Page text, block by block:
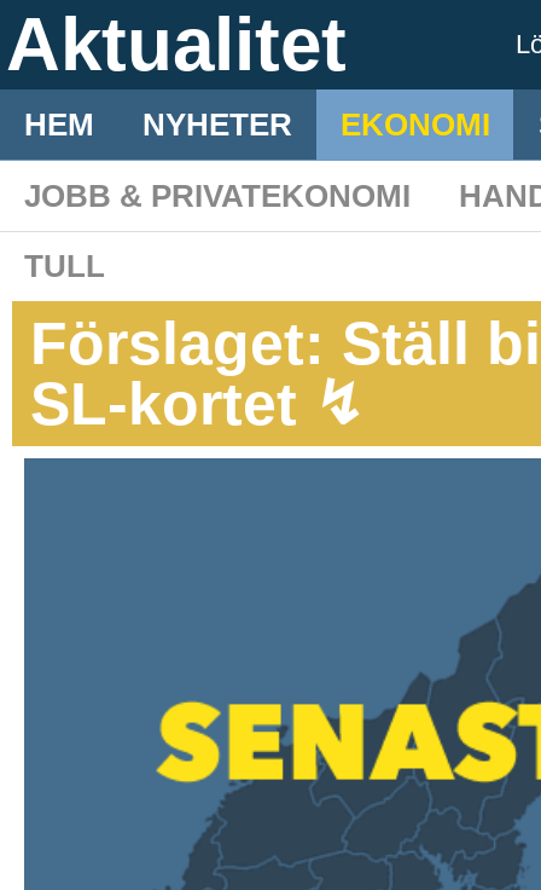
Aktualitet
HEM NYHETER EKONOMI
JOBB & PRIVATEKONOMI
TULL
Förslaget: Ställ
SL-kortet ↯